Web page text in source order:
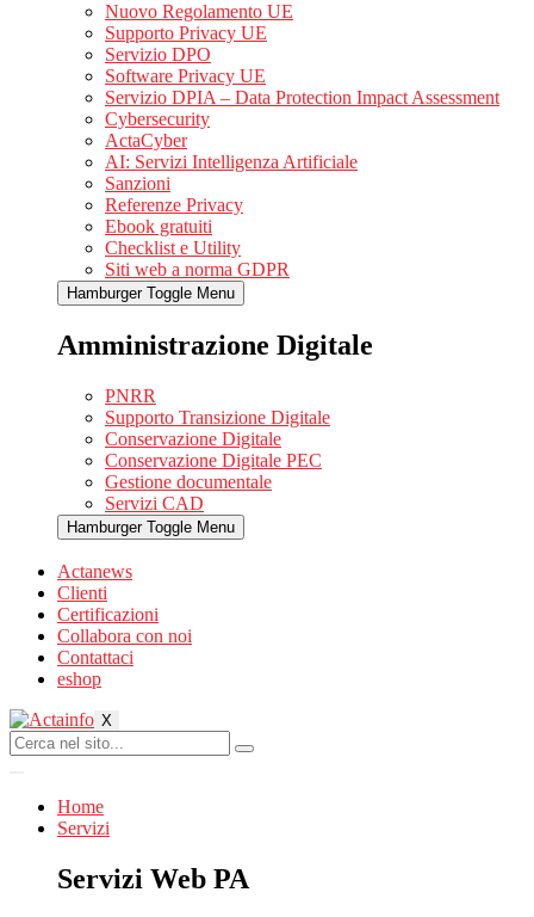
Nuovo Regolamento UE
Supporto Privacy UE
Servizio DPO
Software Privacy UE
Servizio DPIA – Data Protection Impact Assessment
Cybersecurity
ActaCyber
AI: Servizi Intelligenza Artificiale
Sanzioni
Referenze Privacy
Ebook gratuiti
Checklist e Utility
Siti web a norma GDPR
Hamburger Toggle Menu
Amministrazione Digitale
PNRR
Supporto Transizione Digitale
Conservazione Digitale
Conservazione Digitale PEC
Gestione documentale
Servizi CAD
Hamburger Toggle Menu
Actanews
Clienti
Certificazioni
Collabora con noi
Contattaci
eshop
X
Home
Servizi
Servizi Web PA